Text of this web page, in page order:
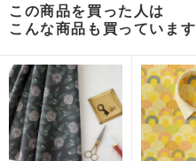
この商品を買った人は
こんな商品も買っています